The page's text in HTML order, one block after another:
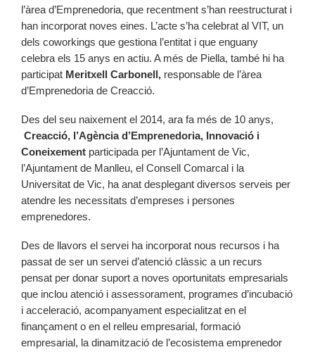
l’àrea d’Emprenedoria, que recentment s’han reestructurat i
han incorporat noves eines. L’acte s’ha celebrat al VIT, un
dels coworkings que gestiona l’entitat i que enguany
celebra els 15 anys en actiu. A més de Piella, també hi ha
participat Meritxell Carbonell, responsable de l’àrea
d’Emprenedoria de Creacció.
Des del seu naixement el 2014, ara fa més de 10 anys,
Creacció, l’Agència d’Emprenedoria, Innovació i
Coneixement participada per l’Ajuntament de Vic,
l’Ajuntament de Manlleu, el Consell Comarcal i la
Universitat de Vic, ha anat desplegant diversos serveis per
atendre les necessitats d’empreses i persones
emprenedores.
Des de llavors el servei ha incorporat nous recursos i ha
passat de ser un servei d’atenció clàssic a un recurs
pensat per donar suport a noves oportunitats empresarials
que inclou atenció i assessorament, programes d’incubació
i acceleració, acompanyament especialitzat en el
finançament o en el relleu empresarial, formació
empresarial, la dinamització de l’ecosistema emprenedor